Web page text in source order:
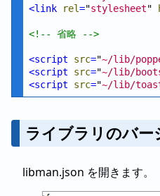
<link rel="stylesheet"
<!-- 省略 -->
<script src="~/lib/
<script src="~/lib/
<script src="~/lib/
ライブラリのバー
libman.json を開きます。